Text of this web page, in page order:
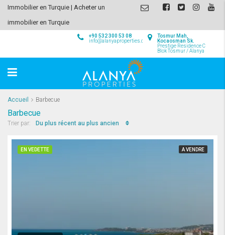
Immobilier en Turquie | Acheter un
immobilier en Turquie
Tosmur Mah,
Kocaosman Sk.
Prestige Residence C
Blok Tosmur / Alanya
+90 532 300 53 08
info@alanyaproperties.com
Accueil Barbecue
Barbecue
Trier par: Du plus récent au plus ancien
EN VEDETTE A VENDRE